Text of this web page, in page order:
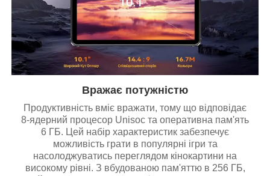
Вражає потужністю
Продуктивність вміє вражати, тому що відповідає
8-ядерний процесор Unisoc та оперативна пам'ять
6 ГБ. Цей набір характеристик забезпечує
можливість грати в популярні ігри та
насолоджуватись переглядом кінокартини на
високому рівні. З вбудованою пам'яттю в 256 ГБ,